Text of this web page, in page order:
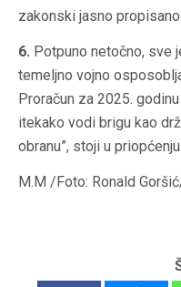
zakonski jasno propisano.
6. ⁠Potpuno netočno, sve
temeljno vojno
Proračun za 2025.
itekako vodi brigu kao
obranu”, stoji u
M.M /Foto: Ronald